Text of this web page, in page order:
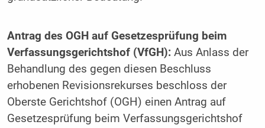
Antrag des OGH auf Gesetzesprüfung beim
Verfassungsgerichtshof (VfGH):Aus Anlass der
Behandlung des gegen diesen Beschluss
erhobenen Revisionsrekurses beschloss der
Oberste Gerichtshof (OGH) einen Antrag auf
Gesetzesprüfung beim Verfassungsgerichtshof